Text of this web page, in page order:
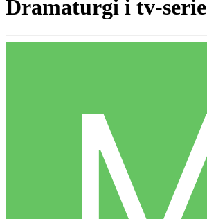
Dramaturgi i tv-serie